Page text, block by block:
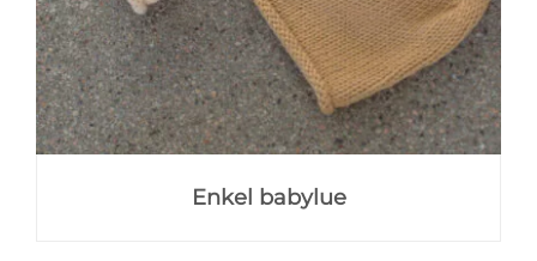
Enkel babylue